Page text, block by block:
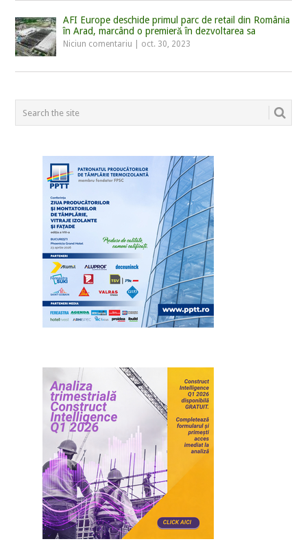
AFI Europe deschide primul parc de retail din România
în Arad, marcând o premieră în dezvoltarea sa
Niciun comentariu oct. 30, 2023